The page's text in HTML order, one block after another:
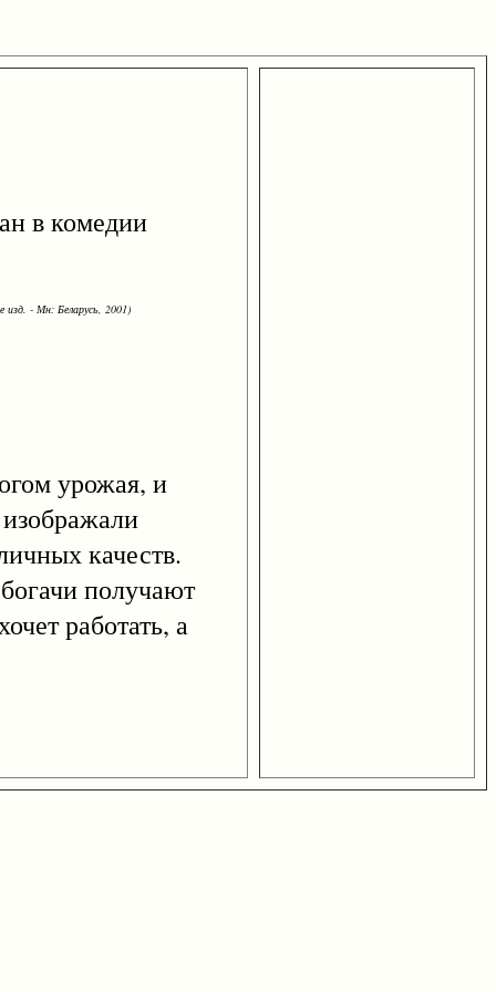
в комедии
изд. - Мн: Беларусь, 2001)
урожая, и
качеств.
получают
работать, а